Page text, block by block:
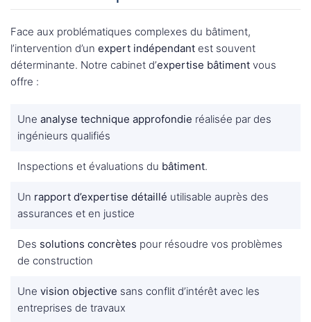
Face aux problématiques complexes du bâtiment,
l’intervention d’un expert indépendant est souvent
déterminante. Notre cabinet d’expertise bâtiment vous
offre :
Une analyse technique approfondie réalisée par des
ingénieurs qualifiés
Inspections et évaluations du bâtiment.
Un rapport d’expertise détaillé utilisable auprès des
assurances et en justice
Des solutions concrètes pour résoudre vos problèmes
de construction
Une vision objective sans conflit d’intérêt avec les
entreprises de travaux